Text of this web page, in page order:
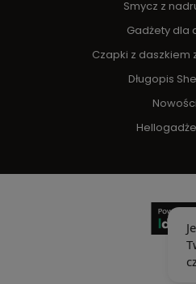
Smycz z
Gadżety dla
Czapki z daszkiem
Długopis
Nowości